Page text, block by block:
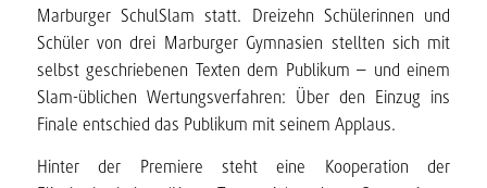
Marburger SchulSlam statt. Dreizehn Schülerinnen und
Schüler von drei Marburger Gymnasien stellten sich mit
selbst geschriebenen Texten dem Publikum – und einem
Slam-üblichen Wertungsverfahren: Über den Einzug ins
Finale entschied das Publikum mit seinem Applaus.
Hinter der Premiere steht eine Kooperation der